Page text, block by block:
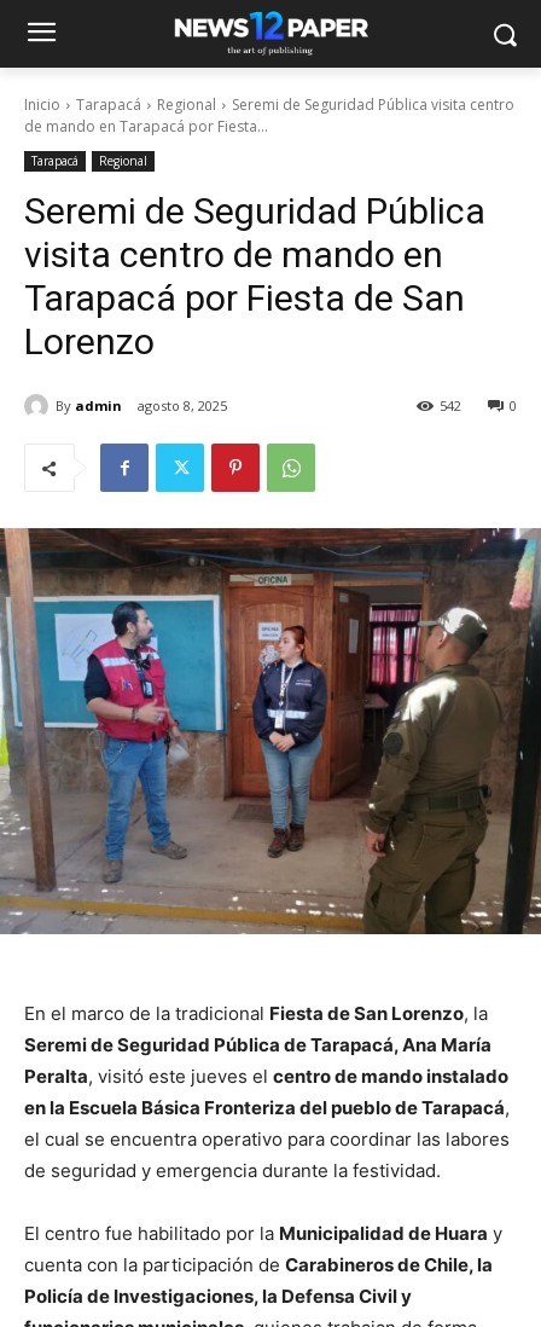
Inicio Tarapacá Regional
Seremi de Seguridad Pública visita centro
de mando en Tarapacá por Fiesta...
Tarapacá Regional
Seremi de Seguridad Pública
visita centro de mando en
Tarapacá por Fiesta de San
Lorenzo
By admin agosto 8, 2025 0
542
En el marco de la tradicional Fiesta de San Lorenzo, la
Seremi de Seguridad Pública de Tarapacá, Ana María
Peralta, visitó este jueves el centro de mando instalado
en la Escuela Básica Fronteriza del pueblo de Tarapacá,
el cual se encuentra operativo para coordinar las labores
de seguridad y emergencia durante la festividad.
El centro fue habilitado por la Municipalidad de Huara y
cuenta con la participación de Carabineros de Chile, la
Policía de Investigaciones, la Defensa Civil y